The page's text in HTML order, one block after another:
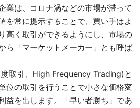
業は、コロナ渦などの市場が滞って
を常に提示することで、買い手はよ
高く取引ができるようにし、市場の
ら「マーケットメーカー」とも呼ば
取引、High Frequency Trading)と
位の取引を行うことで小さな価格変
益を出します。「早い者勝ち」であ